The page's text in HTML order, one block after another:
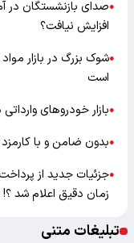
●صدای بازنشستگان در
افزایش نیافت؟
●شوک بزرگ در بازار
است
●بازار خودرو‌های
●بدون ضامن و با کارمزد 4 درصد وام 50 میلیونی بگیرید
●جزئیات جدید از
زمان دقیق اعلام شد ؟!
تبلیغات متنی